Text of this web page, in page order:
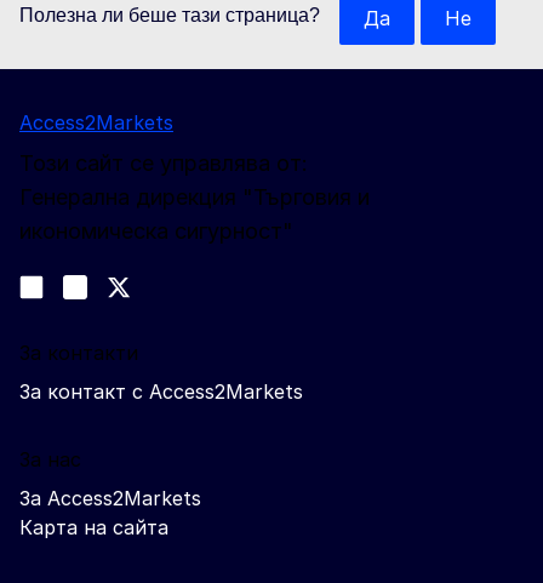
Полезна ли беше тази страница? Да Не
Access2Markets
Този сайт се управлява от:
Генерална дирекция "Търговия и
икономическа сигурност"
Join us on LinkedIn
Trade-Off podcast
За контакти
За контакт с Access2Markets
За нас
За Access2Markets
Карта на сайта